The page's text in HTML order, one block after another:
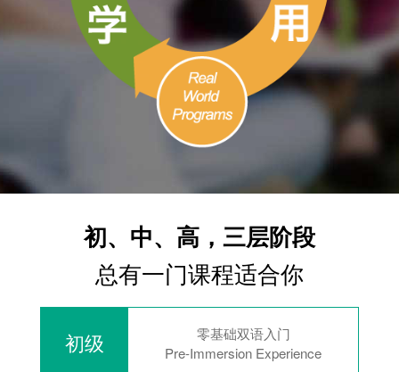
初、中、高，三层阶段
总有一门课程适合你
初级
零基础双语入门
Pre-Immersion Experience